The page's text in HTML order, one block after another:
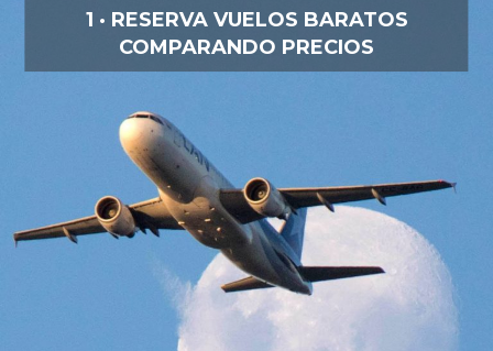
1 · RESERVA VUELOS BARATOS
COMPARANDO PRECIOS